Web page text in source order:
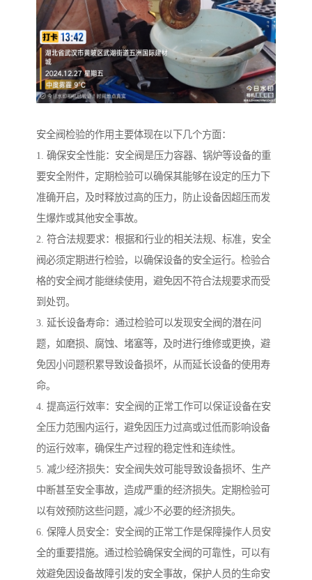
安全阀检验的作用主要体现在以下几个方面：
1. 确保安全性能：安全阀是压力容器、锅炉等设备的重
要安全附件，定期检验可以确保其能够在设定的压力下
准确开启，及时释放过高的压力，防止设备因超压而发
生爆炸或其他安全事故。
2. 符合法规要求：根据和行业的相关法规、标准，安全
阀必须定期进行检验，以确保设备的安全运行。检验合
格的安全阀才能继续使用，避免因不符合法规要求而受
到处罚。
3. 延长设备寿命：通过检验可以发现安全阀的潜在问
题，如磨损、腐蚀、堵塞等，及时进行维修或更换，避
免因小问题积累导致设备损坏，从而延长设备的使用寿
命。
4. 提高运行效率：安全阀的正常工作可以保证设备在安
全压力范围内运行，避免因压力过高或过低而影响设备
的运行效率，确保生产过程的稳定性和连续性。
5. 减少经济损失：安全阀失效可能导致设备损坏、生产
中断甚至安全事故，造成严重的经济损失。定期检验可
以有效预防这些问题，减少不必要的经济损失。
6. 保障人员安全：安全阀的正常工作是保障操作人员安
全的重要措施。通过检验确保安全阀的可靠性，可以有
效避免因设备故障引发的安全事故，保护人员的生命安